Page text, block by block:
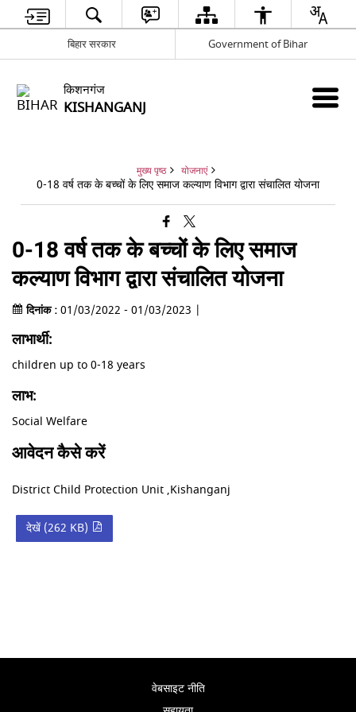
बिहार सरकार Government of Bihar
किशनगंज
KISHANGANJ
मुख्य पृष्ठ योजनाएं
0-18 वर्ष तक के बच्चों के लिए समाज कल्याण विभाग द्वारा संचालित योजना
0-18 वर्ष तक के बच्चों के लिए समाज
कल्याण विभाग द्वारा संचालित योजना
दिनांक :01/03/2022 - 01/03/2023 |
लाभार्थी:
children up to 0-18 years
लाभ:
Social Welfare
आवेदन कैसे करें
District Child Protection Unit ,Kishanganj
देखें (262 KB)
वेबसाइट नीति